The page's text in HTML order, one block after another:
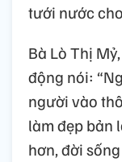
tưới nước
Bà Lò Thị
động nói:
người vào
làm đẹp bản
hơn, đời